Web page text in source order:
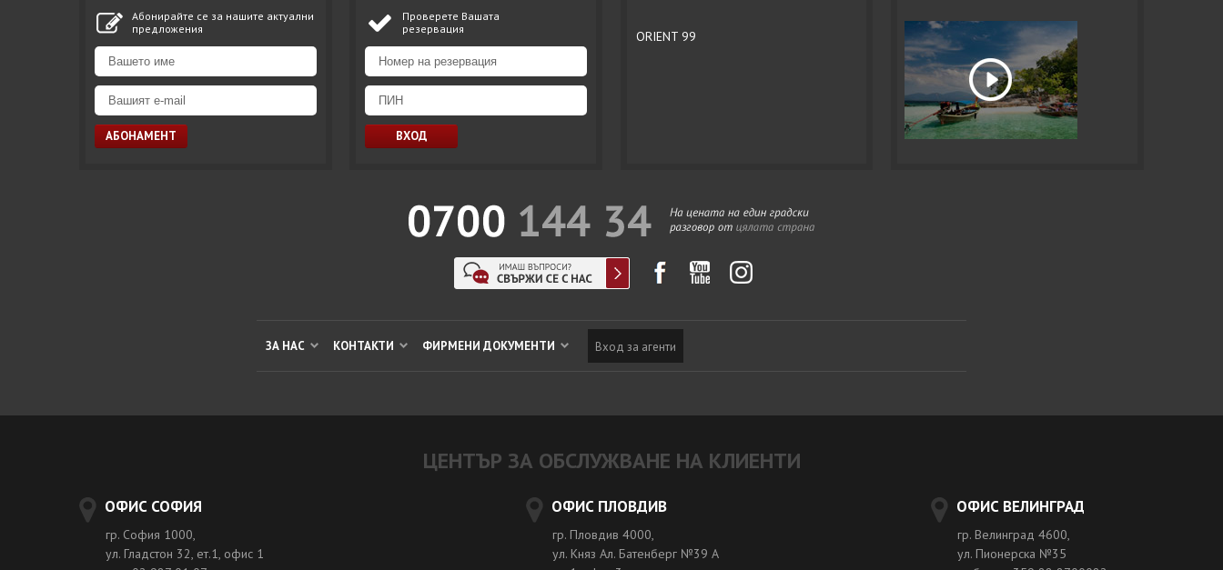
Абонирайте се за нашите актуални
предложения
Проверете Вашата
резервация
ORIENT 99
ЗА НАС КОНТАКТИ ФИРМЕНИ ДОКУМЕНТИ Вход за агенти
ЦЕНТЪР ЗА ОБСЛУЖВАНЕ НА КЛИЕНТИ
ОФИС СОФИЯ
гр. София 1000,
ул. Гладстон 32, ет.1, офис 1
ОФИС ПЛОВДИВ
гр. Пловдив 4000,
ул. Княз Ал. Батенберг №39 A
ОФИС ВЕЛИНГРАД
гр. Велинград 4600,
ул. Пионерска №35